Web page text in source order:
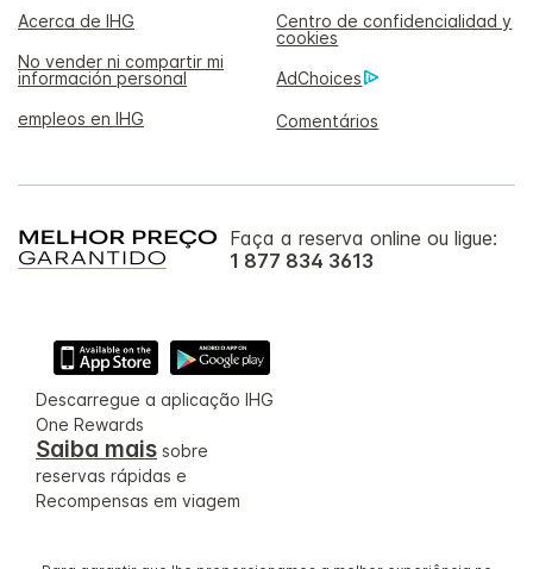
Acerca de IHG
Centro de confidencialidad y
cookies
No vender ni compartir mi
información personal
AdChoices
empleos en IHG
Comentários
Faça a reserva online ou ligue:
1 877 834 3613
Descarregue a aplicação IHG
One Rewards
Saiba mais sobre
reservas rápidas e
Recompensas em viagem